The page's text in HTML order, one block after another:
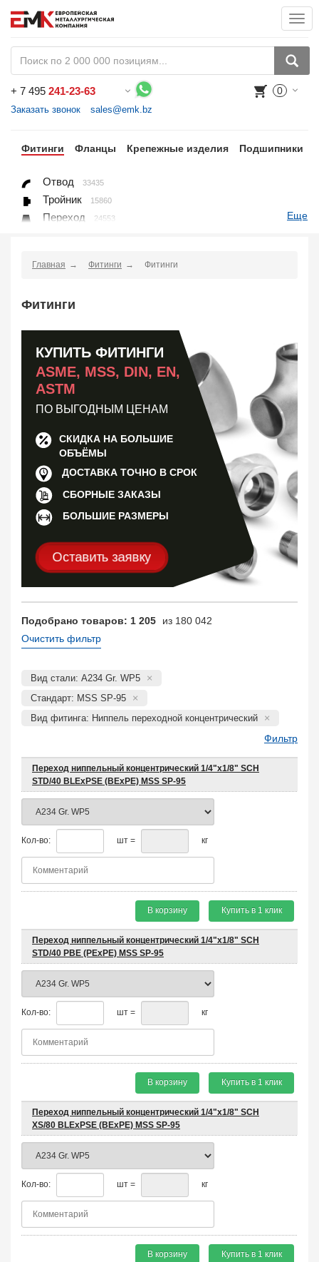
+ 7 495 241-23-63
Заказать звонок sales@emk.bz
0
Фитинги Фланцы Крепежные изделия Подшипники
Отвод 33435
Тройник 15860
Переход 24553
Крестовина 361
Муфта, полумуфта
Пробка
Втулка, футорка 135
Бобышка
Седло 211
Днище
Втулка для фланца
Заказать в 1 клик
Еще
Главная Фитинги Фитинги
Фитинги
КУПИТЬ ФИТИНГИ
ASME, MSS, DIN, EN,
ASTM
ПО ВЫГОДНЫМ ЦЕНАМ
СКИДКА НА БОЛЬШИЕ
ОБЪЁМЫ
ДОСТАВКА ТОЧНО В СРОК
CБОРНЫЕ ЗАКАЗЫ
БОЛЬШИЕ РАЗМЕРЫ
Оставить заявку
Подобрано товаров: 1 205
из 180 042
Очистить фильтр
Вид стали: A234 Gr. WP5
Стандарт: MSS SP-95
Вид фитинга: Ниппель переходной концентрический
Фильтр
Переход ниппельный концентрический 1/4"х1/8" SCH
STD/40 BLEхPSE (BEхPE) MSS SP-95
Кол-во: шт = кг
В корзину Купить в 1 клик
Переход ниппельный концентрический 1/4"х1/8" SCH
STD/40 PBE (PEхPE) MSS SP-95
Кол-во: шт = кг
В корзину Купить в 1 клик
Переход ниппельный концентрический 1/4"х1/8" SCH
XS/80 BLEхPSE (BEхPE) MSS SP-95
Кол-во: шт = кг
В корзину Купить в 1 клик